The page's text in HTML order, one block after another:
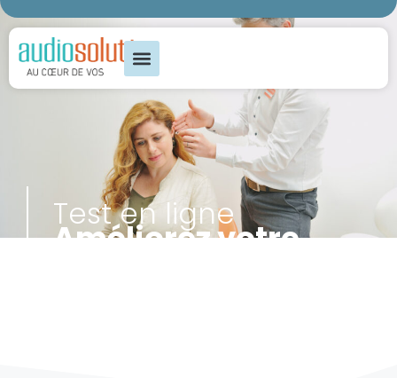
Test en ligne
Améliorez votre